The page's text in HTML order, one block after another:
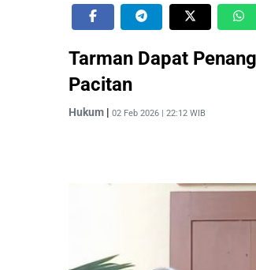
Tarman Dapat
Pacitan
Hukum | 02 Feb 2026 | 22:12 WIB